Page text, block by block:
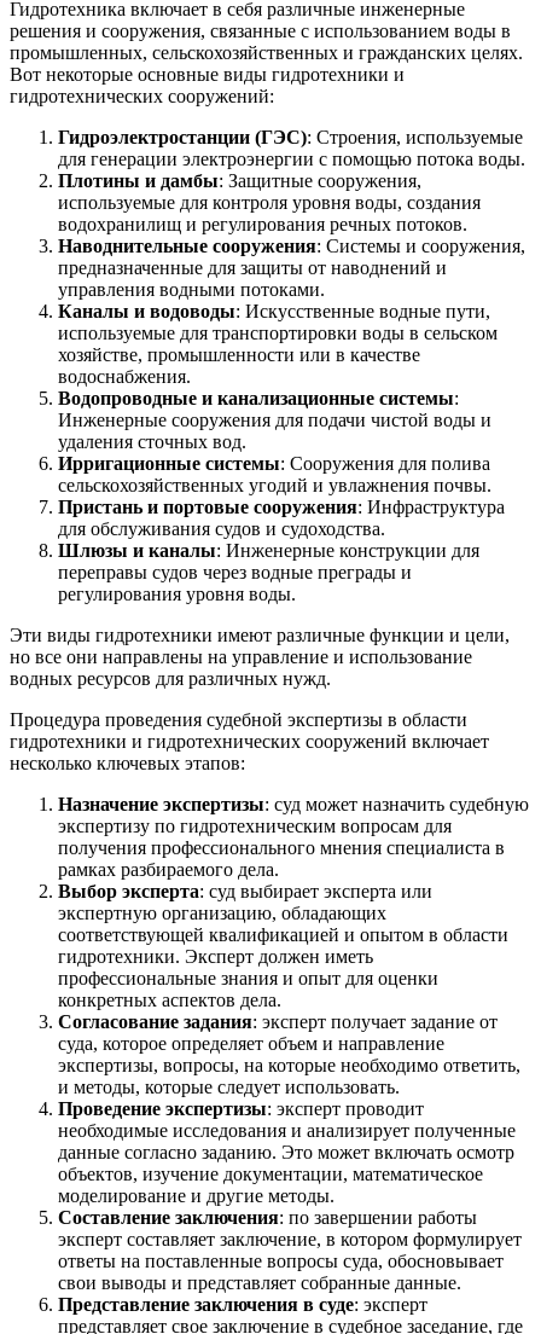
Гидротехника включает в себя различные инженерные
решения и сооружения, связанные с использованием воды в
промышленных, сельскохозяйственных и гражданских целях.
Вот некоторые основные виды гидротехники и
гидротехнических сооружений:
Гидроэлектростанции (ГЭС): Строения, используемые
для генерации электроэнергии с помощью потока воды.
Плотины и дамбы: Защитные сооружения,
используемые для контроля уровня воды, создания
водохранилищ и регулирования речных потоков.
Наводнительные сооружения: Системы и сооружения,
предназначенные для защиты от наводнений и
управления водными потоками.
Каналы и водоводы: Искусственные водные пути,
используемые для транспортировки воды в сельском
хозяйстве, промышленности или в качестве
водоснабжения.
Водопроводные и канализационные системы:
Инженерные сооружения для подачи чистой воды и
удаления сточных вод.
Ирригационные системы: Сооружения для полива
сельскохозяйственных угодий и увлажнения почвы.
Пристань и портовые сооружения: Инфраструктура
для обслуживания судов и судоходства.
Шлюзы и каналы: Инженерные конструкции для
переправы судов через водные преграды и
регулирования уровня воды.
Эти виды гидротехники имеют различные функции и цели,
но все они направлены на управление и использование
водных ресурсов для различных нужд.
Процедура проведения судебной экспертизы в области
гидротехники и гидротехнических сооружений включает
несколько ключевых этапов:
Назначение экспертизы: суд может назначить судебную
экспертизу по гидротехническим вопросам для
получения профессионального мнения специалиста в
рамках разбираемого дела.
Выбор эксперта: суд выбирает эксперта или
экспертную организацию, обладающих
соответствующей квалификацией и опытом в области
гидротехники. Эксперт должен иметь
профессиональные знания и опыт для оценки
конкретных аспектов дела.
Согласование задания: эксперт получает задание от
суда, которое определяет объем и направление
экспертизы, вопросы, на которые необходимо ответить,
и методы, которые следует использовать.
Проведение экспертизы: эксперт проводит
необходимые исследования и анализирует полученные
данные согласно заданию. Это может включать осмотр
объектов, изучение документации, математическое
моделирование и другие методы.
Составление заключения: по завершении работы
эксперт составляет заключение, в котором формулирует
ответы на поставленные вопросы суда, обосновывает
свои выводы и представляет собранные данные.
Представление заключения в суде: эксперт
представляет свое заключение в судебное заседание, где